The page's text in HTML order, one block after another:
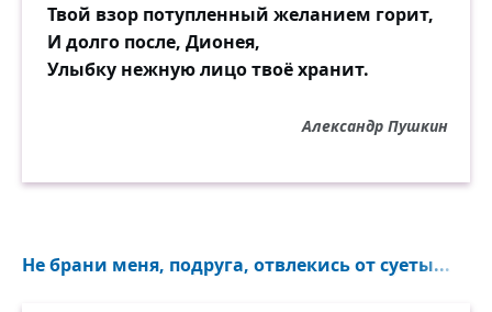
Твой взор потупленный желанием горит,
И долго после, Дионея,
Улыбку нежную лицо твоё хранит.
Александр Пушкин
Не брани меня, подруга, отвлекись от суеты...